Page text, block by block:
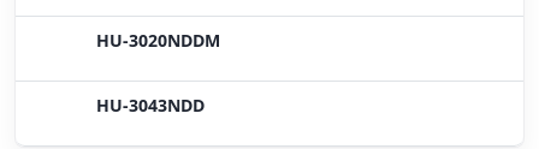
HU-3020NDDM
HU-3043NDD